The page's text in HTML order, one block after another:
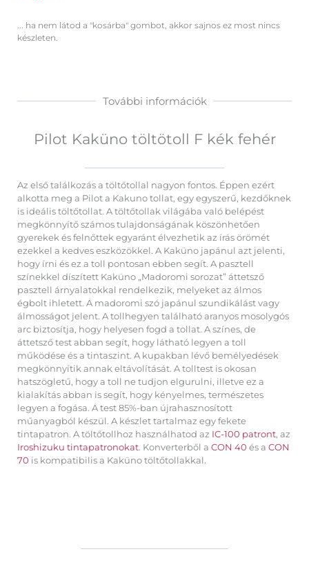
... ha nem látod a "kosárba" gombot, akkor sajnos ez most nincs
készleten.
További információk
Pilot Kaküno töltötoll F kék fehér
Az első találkozás a töltőtollal nagyon fontos. Éppen ezért
alkotta meg a Pilot a Kakuno tollat, egy egyszerű, kezdőknek
is ideális töltőtollat. A töltőtollak világába való belépést
megkönnyítő számos tulajdonságának köszönhetően
gyerekek és felnőttek egyaránt élvezhetik az írás örömét
ezekkel a kedves eszközökkel. A Kaküno japánul azt jelenti,
hogy írni és ez a toll pontosan ebben segít. A pasztell
színekkel díszített Kaküno „Madoromi sorozat” áttetsző
pasztell árnyalatokkal rendelkezik, melyeket az álmos
égbolt ihletett. A madoromi szó japánul szundikálást vagy
álmosságot jelent. A tollhegyen található aranyos mosolygós
arc biztosítja, hogy helyesen fogd a tollat. A színes, de
áttetsző test abban segít, hogy látható legyen a toll
működése és a tintaszint. A kupakban lévő bemélyedések
megkönnyítik annak eltávolítását. A tolltest is okosan
hatszögletű, hogy a toll ne tudjon elgurulni, illetve ez a
kialakítás abban is segít, hogy kényelmes, természetes
legyen a fogása. A test 85%-ban újrahasznosított
műanyagból készül. A készlet tartalmaz egy fekete
tintapatron. A töltőtollhoz használhatod az IC-100 patront, az
Iroshizuku tintapatronokat. Konverterből a CON 40 és a CON
70 is kompatibilis a Kaküno töltőtollakkal.